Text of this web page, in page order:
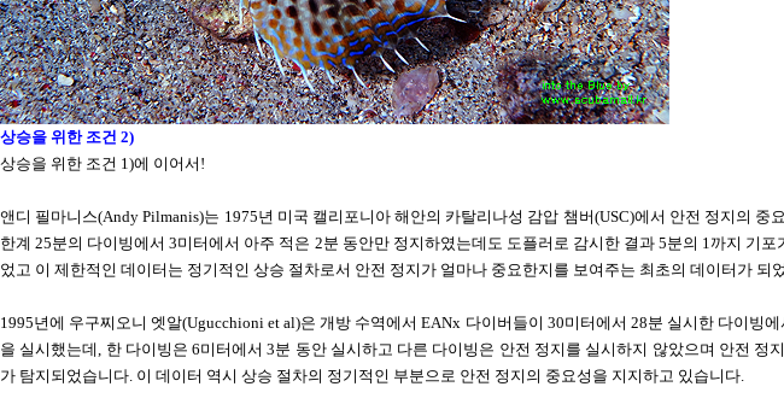
상승을 위한 조건 2)
상승을 위한 조건 1)에 이어서 !
앤디 필마니스(Andy Pilmanis)는 1975년 미국 캘리포니아 해안의 카탈리나성 감압 챔버(USC)에서 안전 정지의 중
한계 25분의 다이빙에서 3미터에서 아주 적은 2분 동안만 정지하였는데도 도플러로 감시한 결과 5분의 1까지 기포
었고 이 제한적인 데이터는 정기적인 상승 절차로서 안전 정지가 얼마나 중요한지를 보여주는 최초의 데이터가 되
1995년에 우구찌오니 엣알(Ugucchioni et al)은 개방 수역에서 EANx 다이버들이 30미터에서 28분 실시한 다이빙
을 실시했는데, 한 다이빙은 6미터에서 3분 동안 실시하고 다른 다이빙은 안전 정지를 실시하지 않았으며 안전 정
가 탐지되었습니다. 이 데이터 역시 상승 절차의 정기적인 부분으로 안전 정지의 중요성을 지지하고 있습니다.